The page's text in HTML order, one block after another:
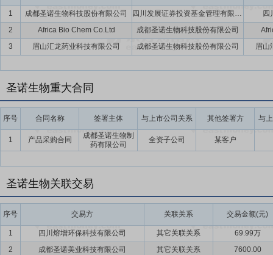
1 成都圣诺生物科技股份有限公司 四川发展证券投资基金管理有限公司-四川资本市场纾困发展证券投资基金合伙企业(有限合伙)
四
2
Africa Bio Chem Co.Ltd 成都圣诺生物科技股份有限公司
3
眉山汇龙药业科技有限公司 成都圣诺生物科技股份有限公司 眉山
圣诺生物重大合同
序号 合同名称 签署主体 与上市公司关系 其他签署方 与
1 产品采购合同
成都圣诺生物制
药有限公司
全资子公司 某客户
圣诺生物关联交易
序号 交易方 关联关系 交易金额(元)
1 四川熔增环保科技有限公司 其它关联关系
69.99万
2
成都圣诺美业科技有限公司 其它关联关系 7600.00